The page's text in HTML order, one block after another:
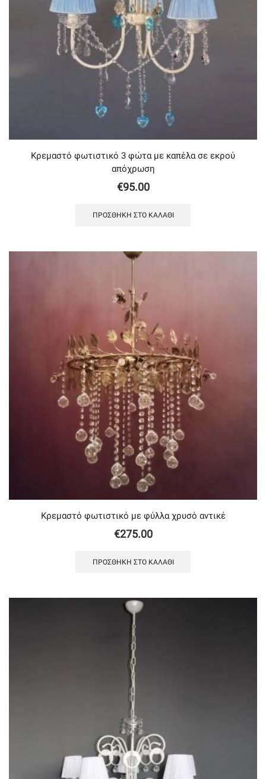
Κρεμαστό φωτιστικό 3 φώτα με καπέλα σε εκρού
απόχρωση
€95.00
ΠΡΟΣΘΉΚΗ ΣΤΟ ΚΑΛΆΘΙ
Κρεμαστό φωτιστικό με φύλλα χρυσό αντικέ
€275.00
ΠΡΟΣΘΉΚΗ ΣΤΟ ΚΑΛΆΘΙ